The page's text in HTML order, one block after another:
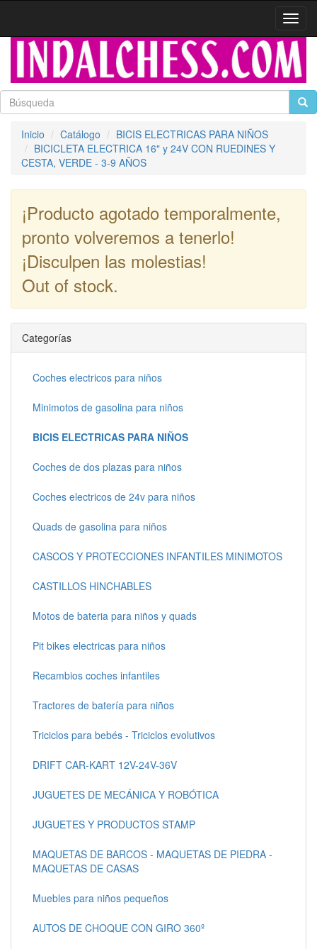
Inicio Catálogo
BICIS ELECTRICAS PARA NIÑOS
BICICLETA ELECTRICA 16" y 24V CON RUEDINES Y
CESTA, VERDE - 3-9 AÑOS
¡Producto agotado temporalmente,
pronto volveremos a tenerlo!
¡Disculpen las molestias!
Out of stock.
Categorías
Coches electricos para niños
Minimotos de gasolina para niños
BICIS ELECTRICAS PARA NIÑOS
Coches de dos plazas para niños
Coches electricos de 24v para niños
Quads de gasolina para niños
CASCOS Y PROTECCIONES INFANTILES MINIMOTOS
CASTILLOS HINCHABLES
Motos de bateria para niños y quads
Pit bikes electricas para niños
Recambios coches infantiles
Tractores de batería para niños
Triciclos para bebés - Triciclos evolutivos
DRIFT CAR-KART 12V-24V-36V
JUGUETES DE MECÁNICA Y ROBÓTICA
JUGUETES Y PRODUCTOS STAMP
MAQUETAS DE BARCOS - MAQUETAS DE PIEDRA -
MAQUETAS DE CASAS
Muebles para niños pequeños
AUTOS DE CHOQUE CON GIRO 360º